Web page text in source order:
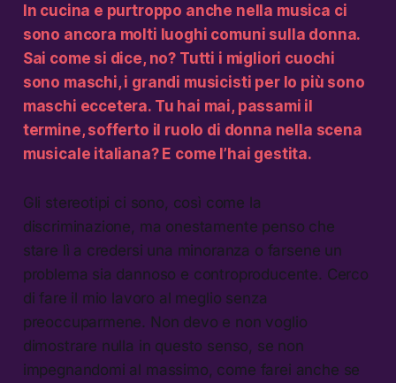
In cucina e purtroppo anche nella musica ci
sono ancora molti luoghi comuni sulla donna.
Sai come si dice, no? Tutti i migliori cuochi
sono maschi, i grandi musicisti per lo più sono
maschi eccetera. Tu hai mai, passami il
termine, sofferto il ruolo di donna nella scena
musicale italiana? E come l’hai gestita.
Gli stereotipi ci sono, così come la
discriminazione, ma onestamente penso che
stare lì a credersi una minoranza o farsene un
problema sia dannoso e controproducente. Cerco
di fare il mio lavoro al meglio senza
preoccuparmene. Non devo e non voglio
dimostrare nulla in questo senso, se non
impegnandomi al massimo, come farei anche se